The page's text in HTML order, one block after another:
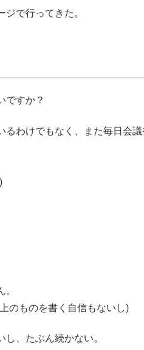
で行ってきた。
ですか？
わけでもなく、また毎日会
のものを書く自信もないし)
、たぶん続かない。